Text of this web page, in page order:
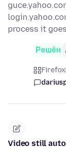
process it
Решён
Firefox
Video still